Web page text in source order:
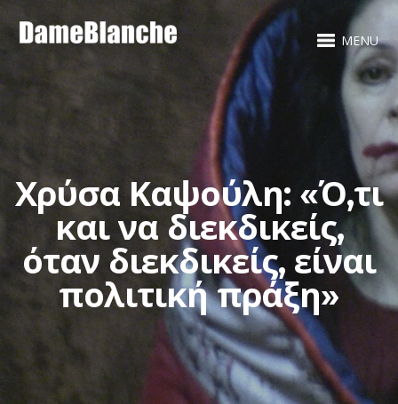
MENU
Χρύσα Καψούλη: «Ό,τι
και να διεκδικείς,
όταν διεκδικείς, είναι
πολιτική πράξη»